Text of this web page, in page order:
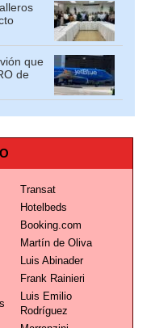
que
de
Transat
Hotelbeds
Booking.com
Martín de Oliva
Luis Abinader
Frank Rainieri
Luis Emilio
Rodríguez